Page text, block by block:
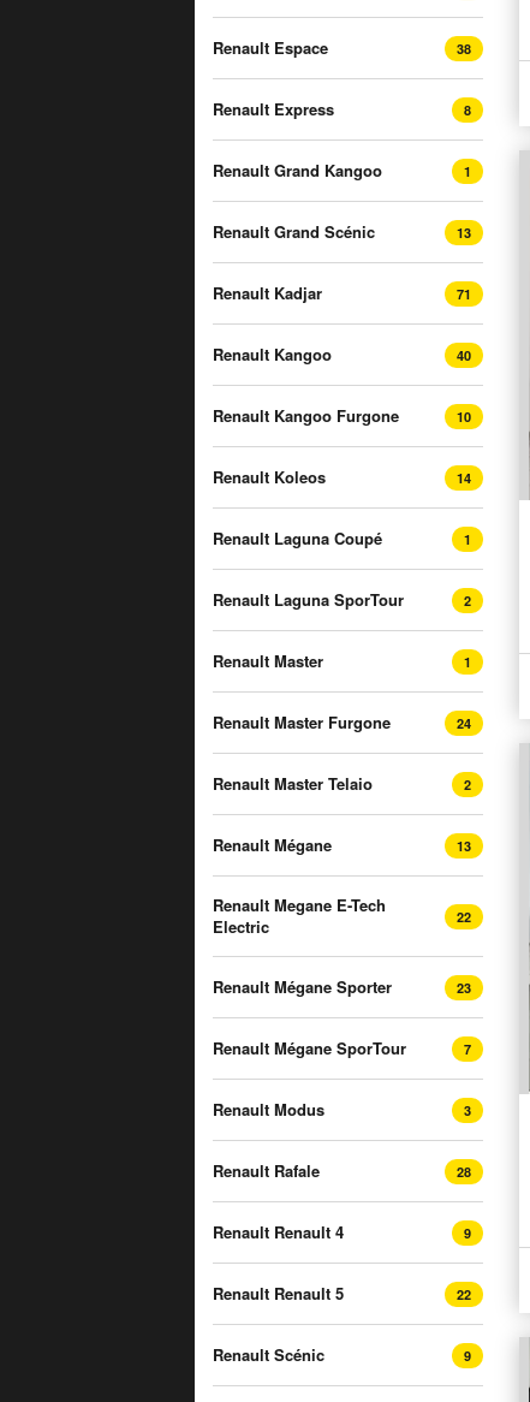
Renault Espace 38
Renault Express 8
Renault Grand Kangoo 1
Renault Grand Scénic 13
Renault Kadjar 71
Renault Kangoo 40
Renault Kangoo Furgone 10
Renault Koleos 14
Renault Laguna Coupé 1
Renault Laguna SporTour 2
Renault Master 1
Renault Master Furgone 24
Renault Master Telaio 2
Renault Mégane 13
Renault Megane E-Tech
Electric
22
Renault Mégane Sporter 23
Renault Mégane SporTour 7
Renault Modus 3
Renault Rafale 28
Renault Renault 4 9
Renault Renault 5 22
Renault Scénic 9